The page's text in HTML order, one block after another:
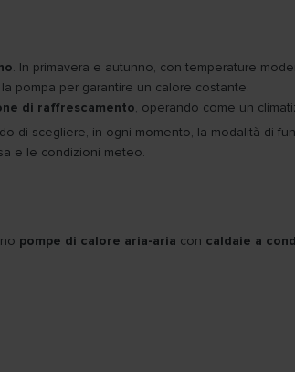
. In primavera e autunno, con temperature
pompa per garantire un calore costante.
di raffrescamento, operando come un
di scegliere, in ogni momento, la modalità di
e le condizioni meteo.
pompe di calore aria-aria con caldaie a